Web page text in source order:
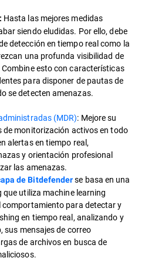
Hasta las mejores medidas
siendo eludidas. Por ello, debe
detección en tiempo real como la
una profunda visibilidad de
esto con características
para disponer de pautas de
se detecten amenazas.
(MDR): Mejore su
de monitorización activos en todo
alertas en tiempo real,
y orientación profesional
las amenazas.
de Bitdefenderse basa en una
utiliza machine learning
comportamiento para detectar y
en tiempo real, analizando y
mensajes de correo
de archivos en busca de